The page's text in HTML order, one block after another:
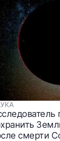
смерти